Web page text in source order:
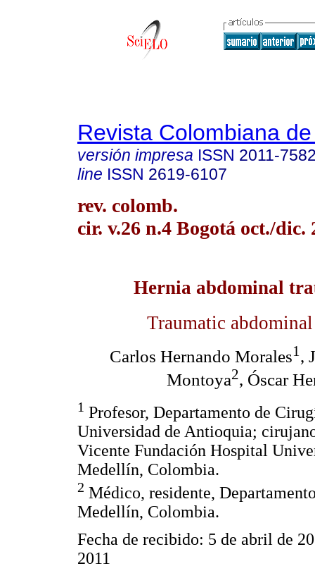
Revista Colombiana
versión impresa ISSN 2011-
line ISSN 2619-6107
rev. colomb.
cir. v.26 n.4 Bogotá oct./dic.
Hernia abdominal
Traumatic
Carlos Hernando Morales1 ,
Montoya2, Óscar
1 Profesor, Departamento de
Universidad de Antioquia;
Vicente Fundación Hospital
Medellín, Colombia.
2 Médico, residente,
Medellín, Colombia.
Fecha de recibido: 5 de abril de
2011